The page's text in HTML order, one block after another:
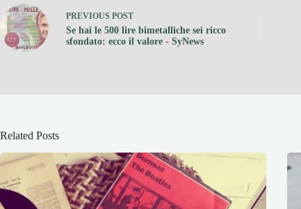
PREVIOUS POST
Se hai le 500 lire bimetalliche sei ricco
sfondato: ecco il valore - SyNews
Related Posts